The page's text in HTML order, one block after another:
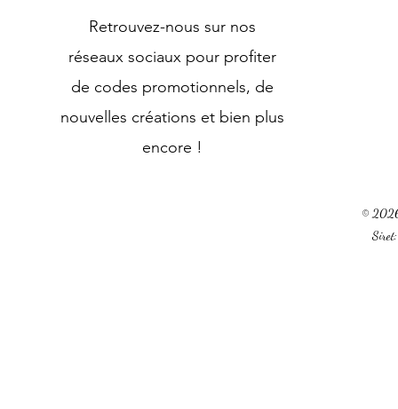
Retrouvez-nous sur nos
réseaux sociaux pour profiter
de codes promotionnels, de
nouvelles créations et bien plus
encore !
©